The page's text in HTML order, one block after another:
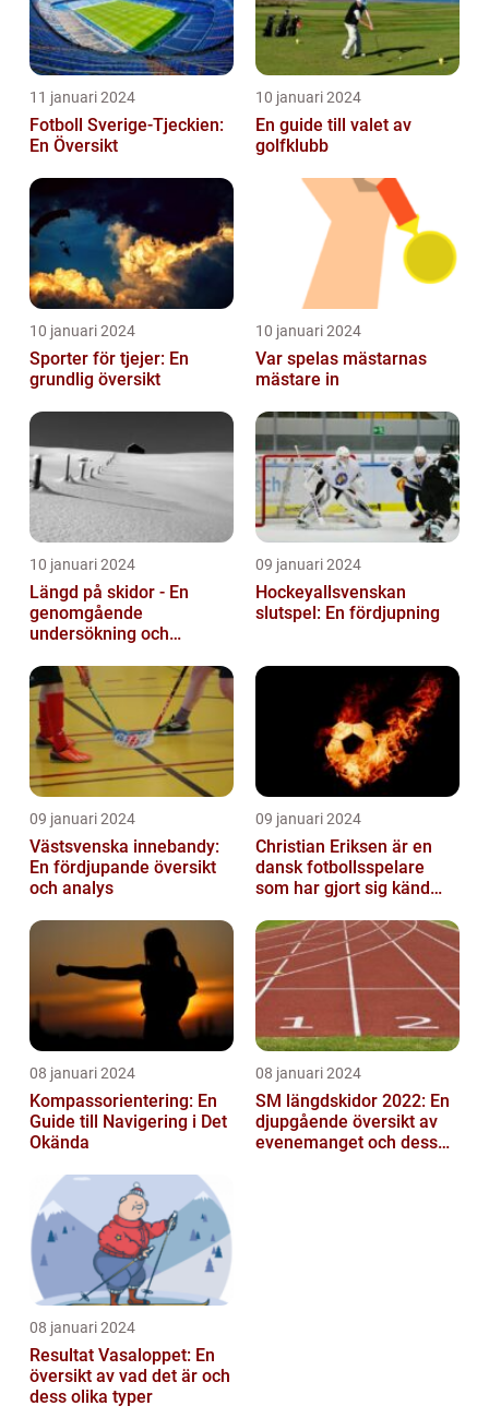
11 januari 2024
Fotboll Sverige-Tjeckien:
En Översikt
10 januari 2024
En guide till valet av
golfklubb
10 januari 2024
Sporter för tjejer: En
grundlig översikt
10 januari 2024
Var spelas mästarnas
mästare in
10 januari 2024
Längd på skidor - En
genomgående
undersökning och
09 januari 2024
Hockeyallsvenskan
slutspel: En fördjupning
09 januari 2024
Västsvenska innebandy:
En fördjupande översikt
och analys
09 januari 2024
Christian Eriksen är en
dansk fotbollsspelare
som har gjort sig känd
mittfältarna...
08 januari 2024
Kompassorientering: En
Guide till Navigering i Det
Okända
08 januari 2024
SM längdskidor 2022: En
djupgående översikt av
evenemanget och dess
08 januari 2024
Resultat Vasaloppet: En
översikt av vad det är och
dess olika typer